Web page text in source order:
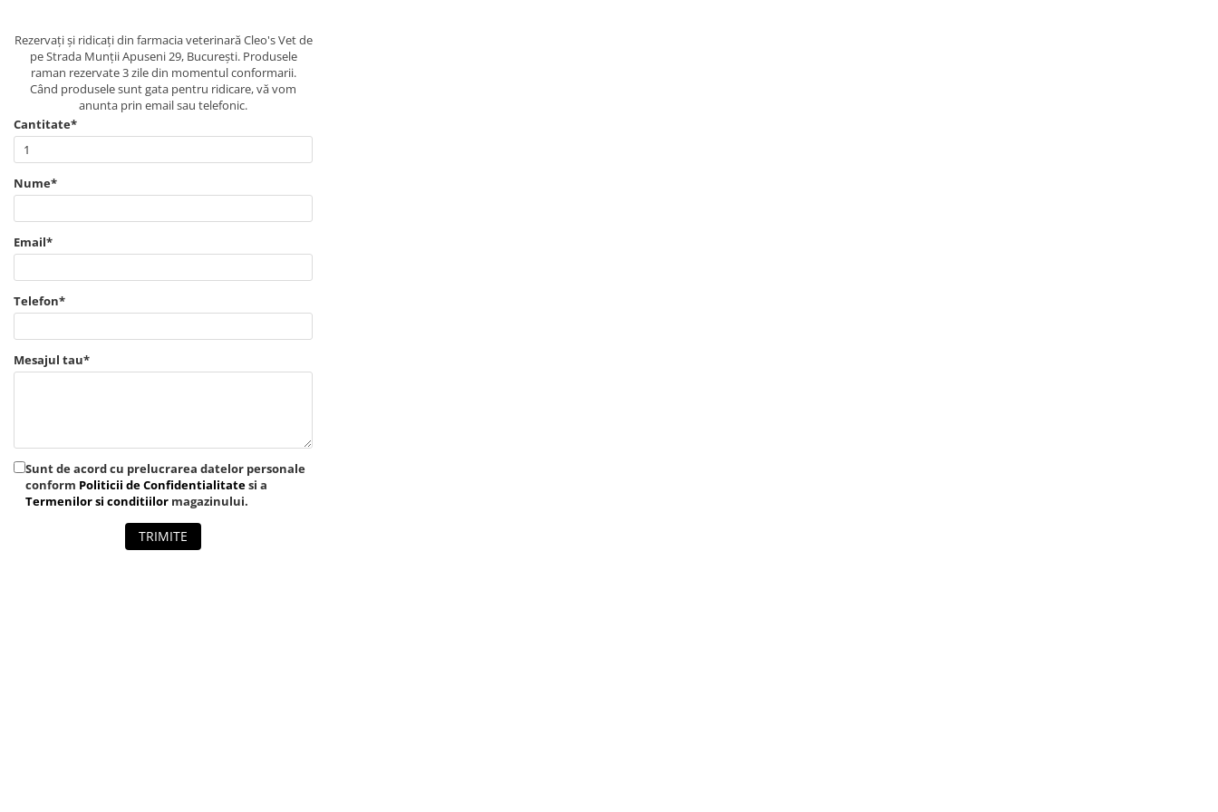
Rezervați și ridicați din farmacia veterinară Cleo's Vet de
pe Strada Munții Apuseni 29, București. Produsele
raman rezervate 3 zile din momentul conformarii.
Când produsele sunt gata pentru ridicare, vă vom
anunta prin email sau telefonic.
Cantitate*
Nume*
Email*
Telefon*
Mesajul tau*
Sunt de acord cu prelucrarea datelor personale
conform Politicii de Confidentialitatesi a
Termenilor si conditiilor magazinului.
TRIMITE